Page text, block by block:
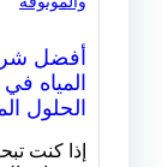
أفضل
المياه
الحلول
إذا كنت